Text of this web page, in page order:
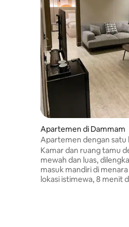
Apartemen di Dammam
Apartemen dengan satu
aula masuk mandiri
Kamar dan ruang tamu
mewah dan luas,
masuk mandiri di
lokasi istimewa, 8 menit